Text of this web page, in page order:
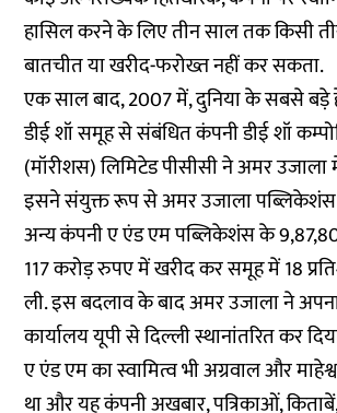
हासिल करने के लिए तीन साल तक किसी
बातचीत या खरीद-फरोख्त नहीं कर सकता.
एक साल बाद, 2007 में, दुनिया के सबसे
डीई शॉ समूह से संबंधित कंपनी डीई शॉ
(मॉरीशस) लिमिटेड पीसीसी ने अमर उजाला
इसने संयुक्त रूप से अमर उजाला
अन्य कंपनी ए एंड एम पब्लिकेशंस के
117 करोड़ रुपए में खरीद कर समूह में 18
ली. इस बदलाव के बाद अमर उजाला ने
कार्यालय यूपी से दिल्ली स्थानांतरित कर
ए एंड एम का स्वामित्व भी अग्रवाल और
था और यह कंपनी अखबार, पत्रिकाओं,